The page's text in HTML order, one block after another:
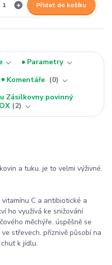
Přidat do košíku
Parametry
Komentáře
0
Zásilkovny povinný
2
a tuku. je to velmi výživné.
C a antibiotické a
ho využívá ke snižování
měchýře. úspěšně se
střevech. příznivě působí na
k jídlu.